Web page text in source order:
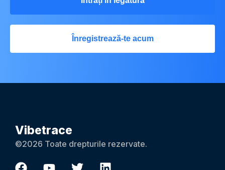
Înregistrează-te acum
Vibetrace
©2026 Toate drepturile rezervate.